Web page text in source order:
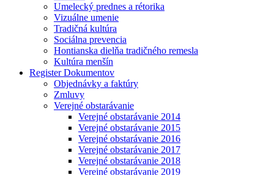
Umelecký prednes a rétorika
Vizuálne umenie
Tradičná kultúra
Sociálna prevencia
Hontianska dielňa tradičného remesla
Kultúra menšín
Register Dokumentov
Objednávky a faktúry
Zmluvy
Verejné obstarávanie
Verejné obstarávanie 2014
Verejné obstarávanie 2015
Verejné obstarávanie 2016
Verejné obstarávanie 2017
Verejné obstarávanie 2018
Verejné obstarávanie 2019